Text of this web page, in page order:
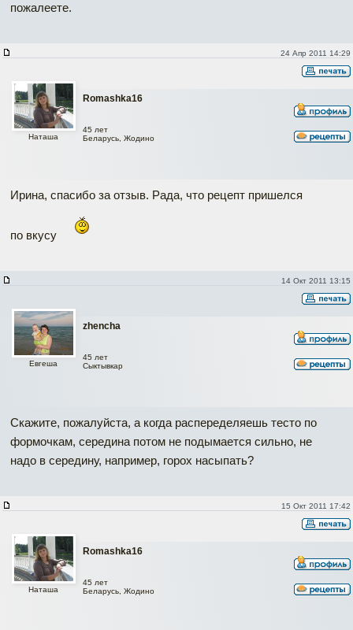
пожалеете.
24 Апр 2011 14:29
Romashka16
Наташа
45 лет
Беларусь, Жодино
Ирина, спасибо за отзыв. Рада, что рецепт пришелся
по вкусу
14 Окт 2011 13:15
zhencha
Евгеша
45 лет
Сыктывкар
Скажите, пожалуйста, а когда распеределяешь тесто по
формочкам, середина потом не подымается сильно, не
надо в середину, например, горох насыпать?
15 Окт 2011 17:42
Romashka16
Наташа
45 лет
Беларусь, Жодино